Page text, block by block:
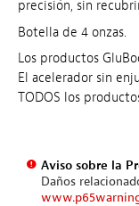
precisión, sin
Botella de 4 onzas.
Los productos
El acelerador sin
TODOS los
Aviso sobre la
Daños